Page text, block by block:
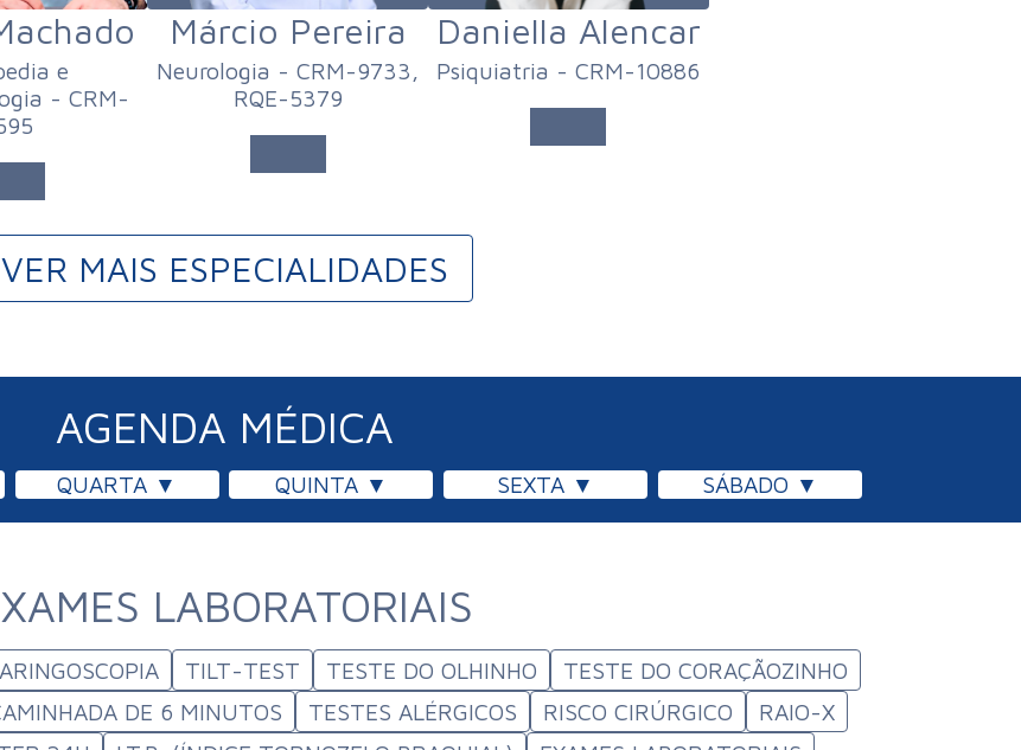
e
- CRM-
Márcio Pereira
Neurologia - CRM-9733,
RQE-5379
Daniella Alencar
Psiquiatria - CRM-10886
VER MAIS ESPECIALIDADES
AGENDA MÉDICA
QUARTA QUINTA SEXTA SÁBADO
LABORATORIAIS
TILT-TEST TESTE DO OLHINHO
TESTE DO CORAÇÃOZINHO
DE 6 MINUTOS TESTES ALÉRGICOS RISCO CIRÚRGICO
RAIO-X